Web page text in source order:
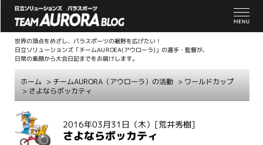
世界の頂点をめざし、パラスポーツの裾野を広げたい！
日立ソリューションズ「チームAUROEA(アウローラ)」の選手・監督が、
日常の素顔から大会日記までをお届けします。
ホーム > チームAURORA（アウローラ）の活動 > ワールドカップ
> さよならボッカティ
2016年03月31日（木） [荒井秀樹]
さよならボッカティ